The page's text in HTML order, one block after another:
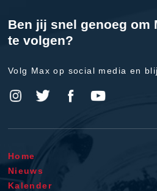
Ben jij snel genoeg om
te volgen?
Volg Max op social media en
Home
Nieuws
Kalender